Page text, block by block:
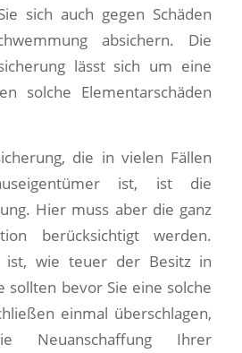
sich auch gegen Schäden
absichern. Die
lässt sich um eine
solche Elementarschäden
die in vielen Fällen
ist, ist die
Hier muss aber die ganz
berücksichtigt werden.
ist, wie teuer der Besitz in
sollten bevor Sie eine solche
einmal überschlagen,
Neuanschaffung Ihrer